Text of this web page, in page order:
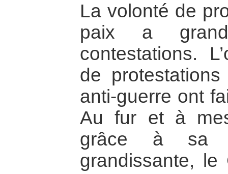
La volonté de
paix a
contestations.
de
anti-guerre ont
Au fur et à
grâce à sa
grandissante,